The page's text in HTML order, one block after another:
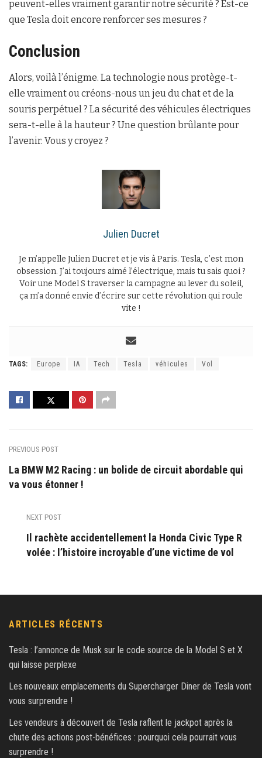
peuvent-elles vraiment garantir notre sécurité ? Est-ce
que Tesla doit encore renforcer ses mesures ?
Conclusion
Alors, voilà l’énigme. La technologie nous protège-t-
elle vraiment ou créons-nous un jeu du chat et de la
souris perpétuel ? La sécurité des véhicules électriques
sera-t-elle à la hauteur ? Une question brûlante pour
l’avenir. Vous y croyez ?
Julien Ducret
Je m’appelle Julien Ducret et je vis à Paris. Tesla, c’est mon
obsession. J’ai toujours aimé l’électrique, mais tu sais quoi ?
Voir une Model S traverser la campagne au lever du soleil,
ça m’a donné envie d’écrire sur cette révolution qui roule
vite !
TAGS: Europe IA Tech Tesla véhicules Vol
PREVIOUS POST
La BMW M2 Racing : un bolide de circuit abordable qui
va vous étonner !
NEXT POST
Il rachète accidentellement la Honda Civic Type R
volée : l’histoire incroyable d’une victime de vol
ARTICLES RÉCENTS
Tesla : l’annonce de Musk sur le code source de la Model S et X
qui laisse perplexe
Les nouveaux emplacements du Supercharger Diner de Tesla vont
vous surprendre !
Les vendeurs à découvert de Tesla raflent le jackpot après la
chute des actions post-bénéfices : pourquoi cela pourrait vous
surprendre !